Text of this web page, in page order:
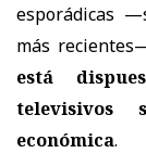
esporádicas
más
está
televisivos
económica.